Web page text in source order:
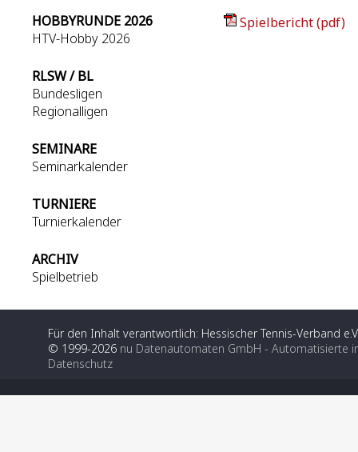
HOBBYRUNDE 2026
HTV-Hobby 2026
RLSW / BL
Bundesligen
Regionalligen
SEMINARE
Seminarkalender
TURNIERE
Turnierkalender
ARCHIV
Spielbetrieb
Spielbericht (pdf)
Für den Inhalt verantwortlich: Hessischer Tennis-Verband
© 1999-2026 nu Datenautomaten GmbH - Automatisierte
Datenschutz